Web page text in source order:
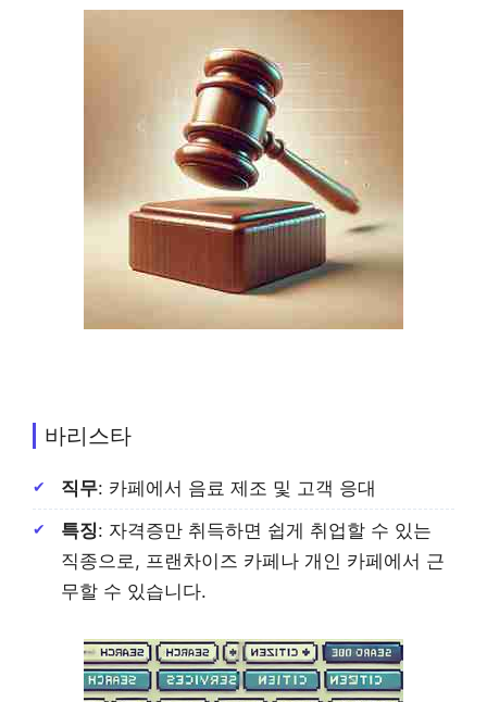
바리스타
직무: 카페에서 음료 제조 및 고객 응대
특징: 자격증만 취득하면 쉽게 취업할 수 있는
직종으로, 프랜차이즈 카페나 개인 카페에서 근
무할 수 있습니다.